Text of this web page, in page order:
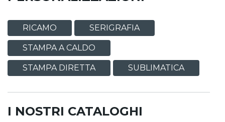
RICAMO SERIGRAFIA
STAMPA A CALDO
STAMPA DIRETTA SUBLIMATICA
I NOSTRI CATALOGHI